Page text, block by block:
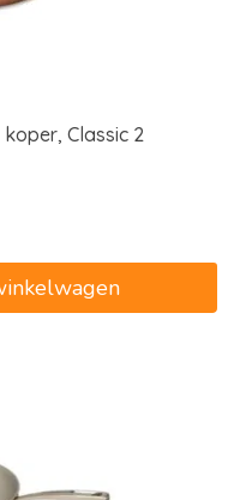
Classic 2